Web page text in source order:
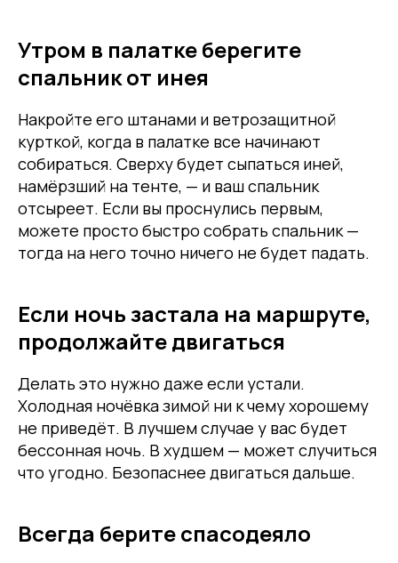
Утром в палатке берегите
спальник от инея
Накройте его штанами и ветрозащитной
курткой, когда в палатке все начинают
собираться. Сверху будет сыпаться иней,
намёрзший на тенте, — и ваш спальник
отсыреет. Если вы проснулись первым,
можете просто быстро собрать спальник —
тогда на него точно ничего не будет падать.
Если ночь застала на маршруте,
продолжайте двигаться
Делать это нужно даже если устали.
Холодная ночёвка зимой ни к чему хорошему
не приведёт. В лучшем случае у вас будет
бессонная ночь. В худшем — может случиться
что угодно. Безопаснее двигаться дальше.
Всегда берите спасодеяло